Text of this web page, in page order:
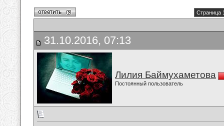
Страница
31.10.2016, 07:13
Лилия Баймухаметова
Постоянный пользователь